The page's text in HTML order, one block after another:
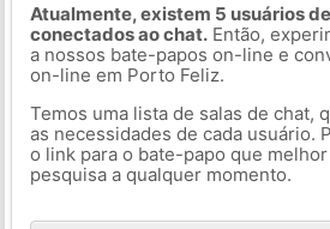
Atualmente, existem 5 usuários
conectados ao chat.Então,
a nossos bate-papos on-line e
on-line em Porto Feliz.
Temos uma lista de salas de chat,
as necessidades de cada usuário.
o link para o bate-papo que
pesquisa a qualquer momento.